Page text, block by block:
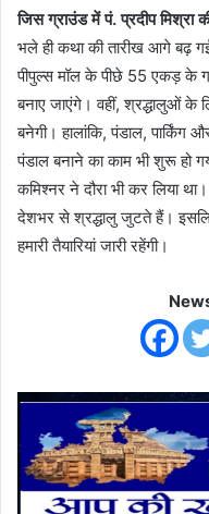
जिस ग्राउंड में पं. प्रदीप मिश्रा
भले ही कथा की तारीख आगे बढ़
पीपुल्स मॉल के पीछे 55 एकड़ के
बनाए जाएंगे। वहीं, श्रद्धालुओं के
बनेगी। हालांकि, पंडाल, पार्किंग
पंडाल बनाने का काम भी शुरू हो
कमिश्नर ने दौरा भी कर लिया
देशभर से श्रद्धालु जुटते हैं। इसलिए
हमारी तैयारियां जारी रहेंगी।